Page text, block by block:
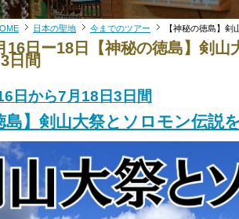
日本の聖地 今までのツアー 【神秘の徳島】
16日ー18日【神秘の徳島】剣山
日間
日から7月18日3日間
島】剣山大祭とソロモン伝説